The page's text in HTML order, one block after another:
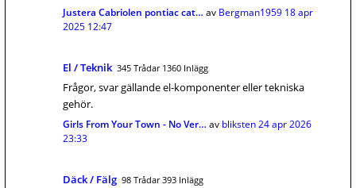
Justera Cabriolen pontiac cat… av Bergman1959 18 apr
2025 12:47
El / Teknik 345 Trådar 1360 Inlägg
Frågor, svar gällande el-komponenter eller tekniska
gehör.
Girls From Your Town - No Ver… av bliksten24 apr 2026
23:33
Däck / Fälg 98 Trådar 393 Inlägg